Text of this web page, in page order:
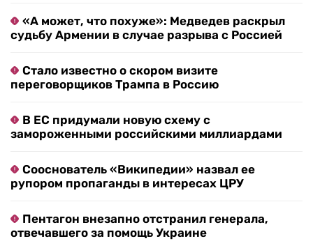
«А может, что похуже»: Медведев раскрыл
судьбу Армении в случае разрыва с Россией
Стало известно о скором визите
переговорщиков Трампа в Россию
В ЕС придумали новую схему с
замороженными российскими миллиардами
Сооснователь «Википедии» назвал ее
рупором пропаганды в интересах ЦРУ
Пентагон внезапно отстранил генерала,
отвечавшего за помощь Украине